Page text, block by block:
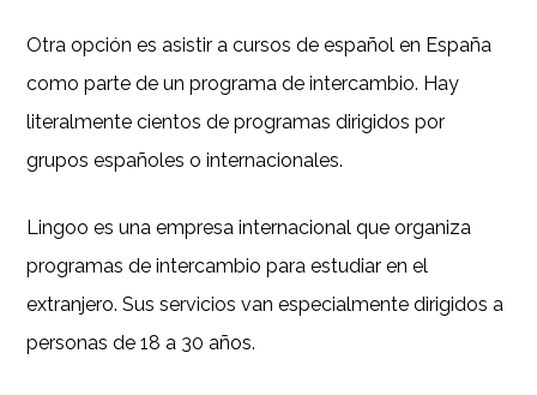
Otra opción es asistir a cursos de español en España
como parte de un programa de intercambio. Hay
literalmente cientos de programas dirigidos por
grupos españoles o internacionales.
Lingoo es una empresa internacional que organiza
programas de intercambio para estudiar en el
extranjero. Sus servicios van especialmente dirigidos a
personas de 18 a 30 años.